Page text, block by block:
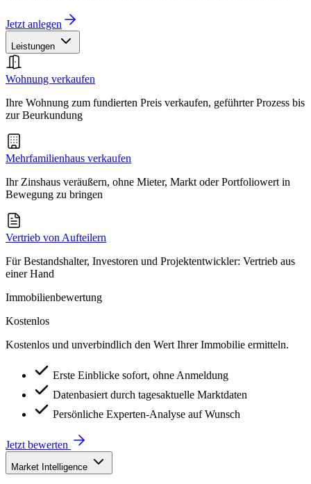
Jetzt anlegen
Leistungen
Wohnung verkaufen
Ihre Wohnung zum fundierten Preis verkaufen, geführter Prozess bis
zur Beurkundung
Mehrfamilienhaus verkaufen
Ihr Zinshaus veräußern, ohne Mieter, Markt oder Portfoliowert in
Bewegung zu bringen
Vertrieb von Aufteilern
Für Bestandshalter, Investoren und Projektentwickler: Vertrieb aus
einer Hand
Immobilienbewertung
Kostenlos
Kostenlos und unverbindlich den Wert Ihrer Immobilie ermitteln.
Erste Einblicke sofort, ohne Anmeldung
Datenbasiert durch tagesaktuelle Marktdaten
Persönliche Experten-Analyse auf Wunsch
Jetzt bewerten
Market Intelligence